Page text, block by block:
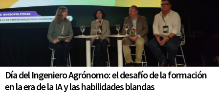
Día del Ingeniero Agrónomo: el desafío de la formación
en la era de la IA y las habilidades blandas